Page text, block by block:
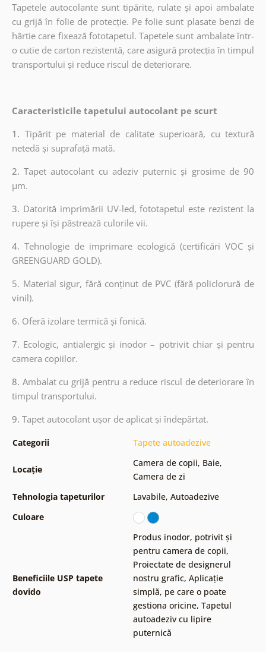
Tapetele autocolante sunt tipărite, rulate și apoi ambalate
cu grijă în folie de protecție. Pe folie sunt plasate benzi de
hârtie care fixează fototapetul. Tapetele sunt ambalate într-
o cutie de carton rezistentă, care asigură protecția în timpul
transportului și reduce riscul de deteriorare.
Caracteristicile tapetului autocolant pe scurt
1. Tipărit pe material de calitate superioară, cu textură
netedă și suprafață mată.
2.Tapet autocolant cu adeziv puternic și grosime de 90
µm.
3. Datorită imprimării UV-led, fototapetul este rezistent la
rupere și își păstrează culorile vii.
4. Tehnologie de imprimare ecologică (certificări VOC și
GREENGUARD GOLD).
5. Material sigur, fără conținut de PVC (fără policlorură de
vinil).
6. Oferă izolare termică și fonică.
7. Ecologic, antialergic și inodor – potrivit chiar și pentru
camera copiilor.
8. Ambalat cu grijă pentru a reduce riscul de deteriorare în
timpul transportului.
9. Tapet autocolant ușor de aplicat și îndepărtat.
Categorii Tapete autoadezive
Locație
Camera de copii, Baie,
Camera de zi
Tehnologia tapeturilor
Lavabile, Autoadezive
Culoare
Beneficiile USP tapete
dovido
Produs inodor, potrivit și
pentru camera de copii,
Proiectate de designerul
nostru grafic, Aplicație
simplă, pe care o poate
gestiona oricine, Tapetul
autoadeziv cu lipire
puternică